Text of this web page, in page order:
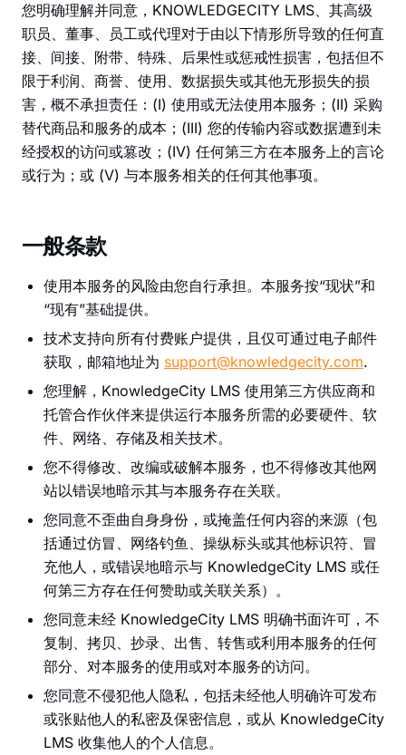
您明确理解并同意，KNOWLEDGECITY LMS、其高级
职员、董事、员工或代理对于由以下情形所导致的任何直
接、间接、附带、特殊、后果性或惩戒性损害，包括但不
限于利润、商誉、使用、数据损失或其他无形损失的损
害，概不承担责任：(I) 使用或无法使用本服务；(II) 采购
替代商品和服务的成本；(III) 您的传输内容或数据遭到未
经授权的访问或篡改；(IV) 任何第三方在本服务上的言论
或行为；或 (V) 与本服务相关的任何其他事项。
一般条款
使用本服务的风险由您自行承担。本服务按“现状”和
“现有”基础提供。
技术支持向所有付费账户提供，且仅可通过电子邮件
获取，邮箱地址为 support@knowledgecity.com.
您理解，KnowledgeCity LMS 使用第三方供应商和
托管合作伙伴来提供运行本服务所需的必要硬件、软
件、网络、存储及相关技术。
您不得修改、改编或破解本服务，也不得修改其他网
站以错误地暗示其与本服务存在关联。
您同意不歪曲自身身份，或掩盖任何内容的来源（包
括通过仿冒、网络钓鱼、操纵标头或其他标识符、冒
充他人，或错误地暗示与 KnowledgeCity LMS 或任
何第三方存在任何赞助或关联关系）。
您同意未经 KnowledgeCity LMS 明确书面许可，不
复制、拷贝、抄录、出售、转售或利用本服务的任何
部分、对本服务的使用或对本服务的访问。
您同意不侵犯他人隐私，包括未经他人明确许可发布
或张贴他人的私密及保密信息，或从 KnowledgeCity
LMS 收集他人的个人信息。